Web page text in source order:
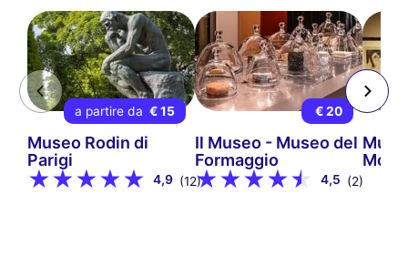
a partire da € 15
Museo Rodin di
Parigi
4,9 (12)
€ 20
Il Museo - Museo del
Formaggio
4,5 (2)